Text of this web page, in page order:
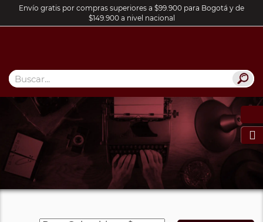
Envío gratis por compras superiores a $99.900 para Bogotá y de
$149.900 a nivel nacional
